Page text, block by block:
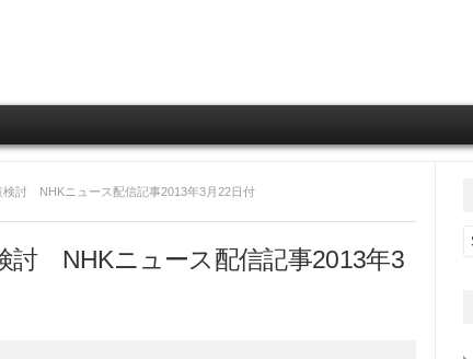
検討 NHKニュース配信記事2013年3月22日付
討 NHKニュース配信記事2013年3